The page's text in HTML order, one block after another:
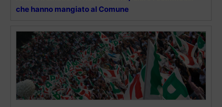
che hanno mangiato al Comune